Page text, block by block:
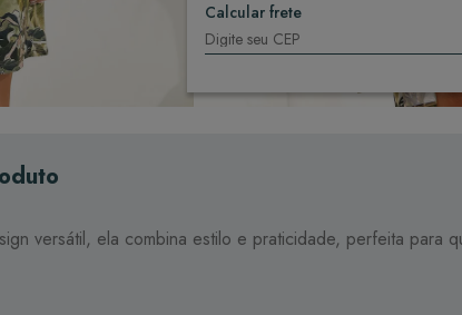
Calcular frete
versátil, ela combina estilo e praticidade, perfeita para